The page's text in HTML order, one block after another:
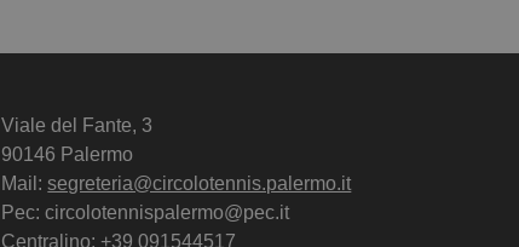
Viale del Fante, 3
90146 Palermo
Mail:segreteria@circolotennis.palermo.it
Pec: circolotennispalermo@pec.it
Centralino: +39 091544517